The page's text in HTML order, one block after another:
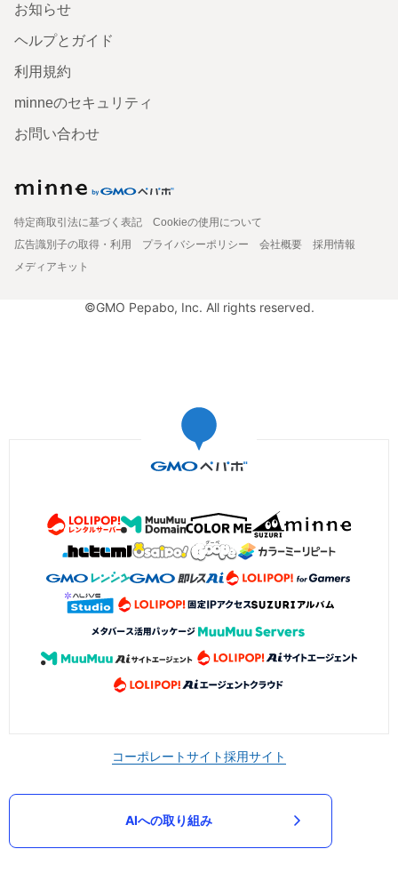
お知らせ
ヘルプとガイド
利用規約
minneのセキュリティ
お問い合わせ
特定商取引法に基づく表記
Cookieの使用について
広告識別子の取得・利用
プライバシーポリシー 会社概要
採用情報
メディアキット
©GMO Pepabo, Inc. All rights reserved.
コーポレートサイト採用サイト
AIへの取り組み